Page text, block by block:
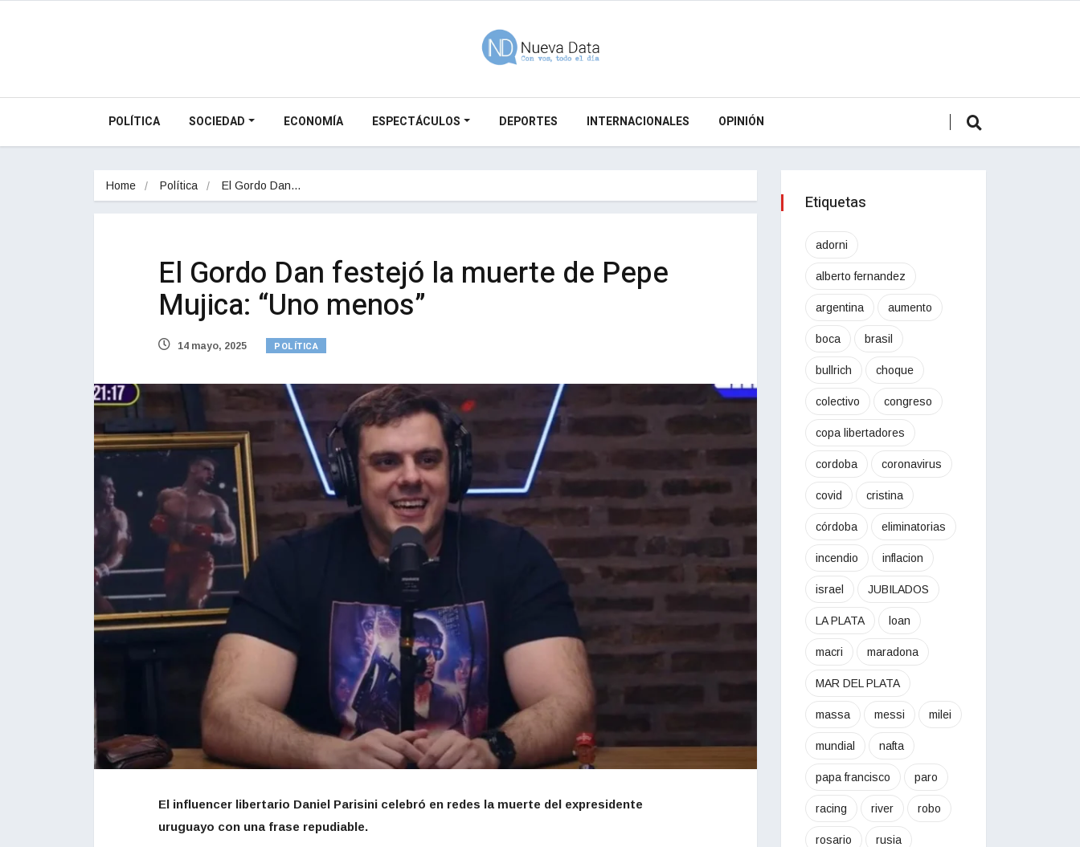
POLÍTICA SOCIEDAD ECONOMÍA ESPECTÁCULOS DEPORTES INTERNACIONALES OPINIÓN
Home Política El Gordo Dan…
El Gordo Dan festejó la muerte de Pepe
Mujica: “Uno menos”
14 mayo, 2025 POLÍTICA
El influencer libertario Daniel Parisini celebró en redes la muerte del expresidente
uruguayo con una frase repudiable.
Etiquetas
adorni
alberto fernandez
argentina aumento
boca brasil
bullrich choque
colectivo congreso
copa libertadores
cordoba coronavirus
covid cristina
córdoba eliminatorias
incendio inflacion
israel JUBILADOS
LA PLATA loan
macri maradona
MAR DEL PLATA
massa messi milei
mundial nafta
papa francisco paro
racing river robo
rosario rusia